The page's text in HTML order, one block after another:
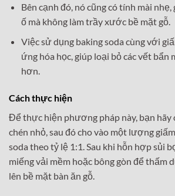
Bên cạnh đó, nó cũng có tính mài
ố mà không làm trầy xước bề mặt gỗ.
Việc sử dụng baking soda cùng với
ứng hóa học, giúp loại bỏ các vết bẩn
hơn.
Cách thực hiện
Để thực hiện phương pháp này, bạn hãy
chén nhỏ, sau đó cho vào một lượng
soda theo tỷ lệ 1:1. Sau khi hỗn hợp sủi
miếng vải mềm hoặc bông gòn để thấm
lên bề mặt bàn ăn gỗ.